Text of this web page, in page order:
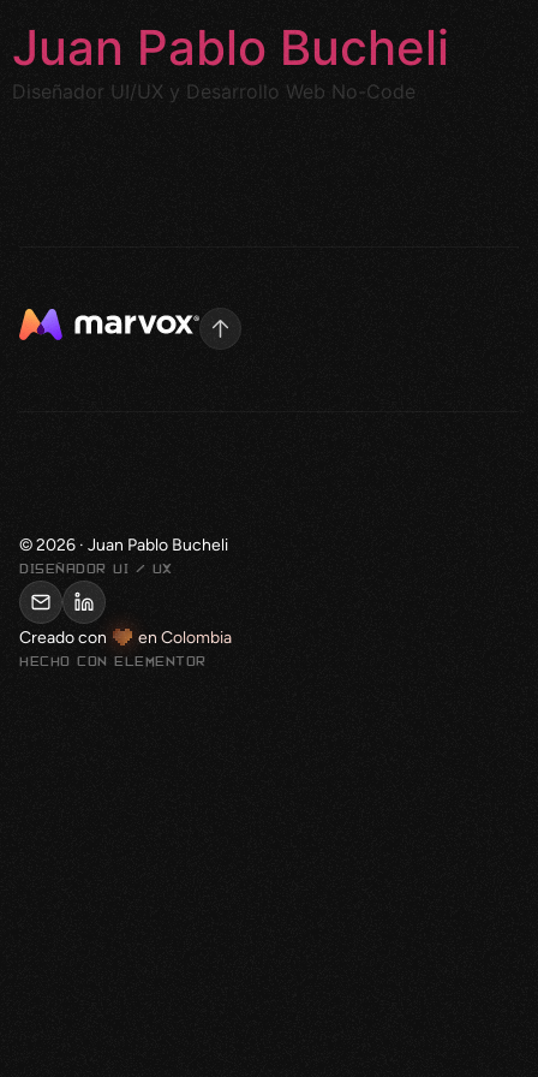
Juan Pablo Bucheli
Diseñador UI/UX y Desarrollo Web No-Code
© 2026 · Juan Pablo Bucheli
DISEÑADOR UI / UX
Creado con en Colombia
HECHO CON ELEMENTOR